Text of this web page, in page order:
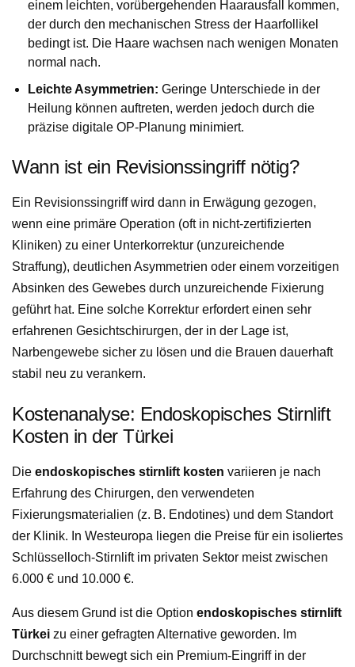
einem leichten, vorübergehenden Haarausfall kommen,
der durch den mechanischen Stress der Haarfollikel
bedingt ist. Die Haare wachsen nach wenigen Monaten
normal nach.
Leichte Asymmetrien: Geringe Unterschiede in der
Heilung können auftreten, werden jedoch durch die
präzise digitale OP-Planung minimiert.
Wann ist ein Revisionssingriff nötig?
Ein Revisionssingriff wird dann in Erwägung gezogen,
wenn eine primäre Operation (oft in nicht-zertifizierten
Kliniken) zu einer Unterkorrektur (unzureichende
Straffung), deutlichen Asymmetrien oder einem vorzeitigen
Absinken des Gewebes durch unzureichende Fixierung
geführt hat. Eine solche Korrektur erfordert einen sehr
erfahrenen Gesichtschirurgen, der in der Lage ist,
Narbengewebe sicher zu lösen und die Brauen dauerhaft
stabil neu zu verankern.
Kostenanalyse: Endoskopisches Stirnlift
Kosten in der Türkei
Die endoskopisches stirnlift kosten variieren je nach
Erfahrung des Chirurgen, den verwendeten
Fixierungsmaterialien (z. B. Endotines) und dem Standort
der Klinik. In Westeuropa liegen die Preise für ein isoliertes
Schlüsselloch-Stirnlift im privaten Sektor meist zwischen
6.000 € und 10.000 €.
Aus diesem Grund ist die Option endoskopisches stirnlift
Türkei zu einer gefragten Alternative geworden. Im
Durchschnitt bewegt sich ein Premium-Eingriff in der